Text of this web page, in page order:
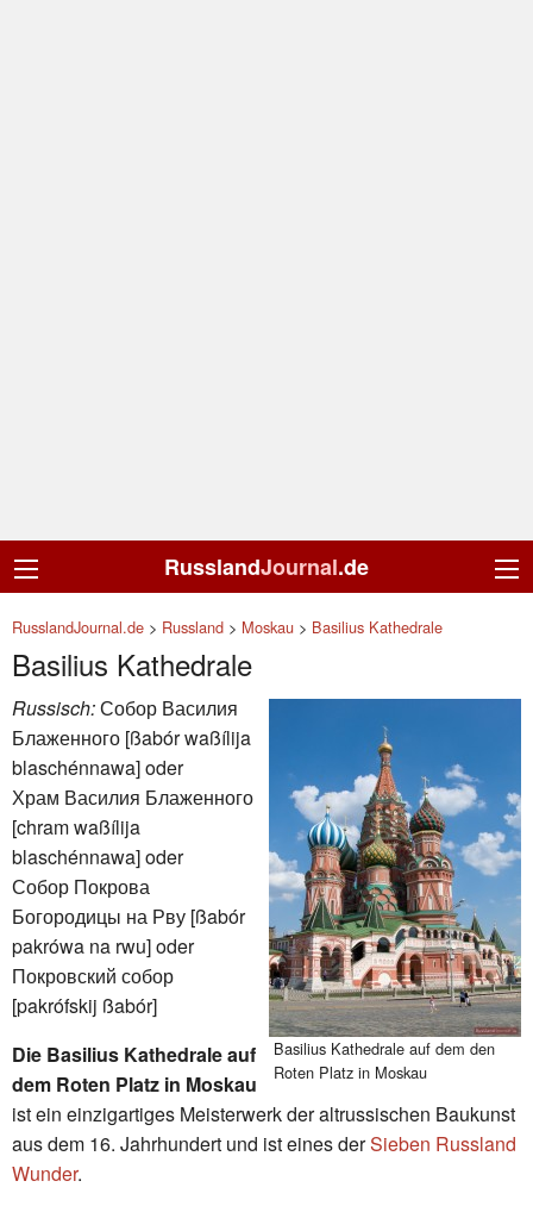
RusslandJournal.de
RusslandJournal.de > Russland > Moskau > Basilius Kathedrale
Basilius Kathedrale
Basilius Kathedrale auf dem den
Roten Platz in Moskau
Russisch:Собор Василия
Блаженного [ßabór waßílija
blaschénnawa] oder
Храм Василия Блаженного
[chram waßílija
blaschénnawa] oder
Собор Покрова
Богородицы на Рву [ßabór
pakrówa na rwu] oder
Покровский собор
[pakrófskij ßabór]
Die Basilius Kathedrale auf
dem Roten Platz in Moskau
ist ein einzigartiges Meisterwerk der altrussischen Baukunst
aus dem 16. Jahrhundert und ist eines derSieben Russland
Wunder.